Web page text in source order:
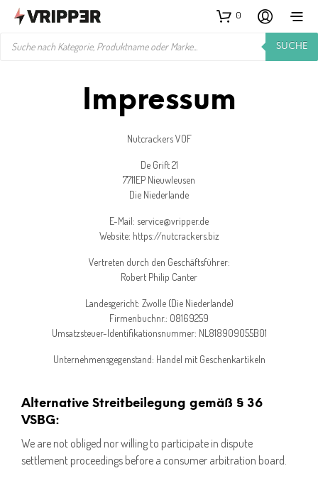
0
PRODUCTS
SUCHE
Impressum
Nutcrackers VOF
De Grift 21
7711EP Nieuwleusen
Die Niederlande
E-Mail: service@vripper.de
Website: https://nutcrackers.biz
Vertreten durch den Geschäftsführer:
Robert Philip Canter
Landesgericht: Zwolle (Die Niederlande)
Firmenbuchnr.: 08169259
Umsatzsteuer-Identifikationsnummer: NL818909055B01
Unternehmensgegenstand: Handel mit Geschenkartikeln
Alternative Streitbeilegung gemäß § 36
VSBG:
We are not obliged nor willing to participate in dispute
settlement proceedings before a consumer arbitration board.